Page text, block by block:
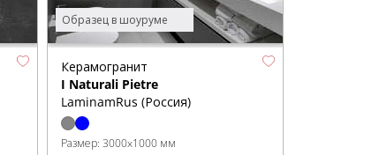
Образец в шоуруме
Керамогранит
I Naturali Pietre
LaminamRus (Россия)
Размер: 3000x1000 мм